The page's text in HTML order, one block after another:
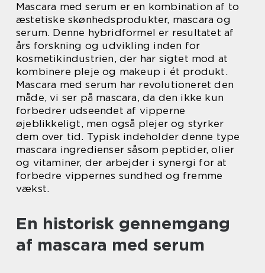
Mascara med serum er en kombination af to
æstetiske skønhedsprodukter, mascara og
serum. Denne hybridformel er resultatet af
års forskning og udvikling inden for
kosmetikindustrien, der har sigtet mod at
kombinere pleje og makeup i ét produkt.
Mascara med serum har revolutioneret den
måde, vi ser på mascara, da den ikke kun
forbedrer udseendet af vipperne
øjeblikkeligt, men også plejer og styrker
dem over tid. Typisk indeholder denne type
mascara ingredienser såsom peptider, olier
og vitaminer, der arbejder i synergi for at
forbedre vippernes sundhed og fremme
vækst.
En historisk gennemgang
af mascara med serum